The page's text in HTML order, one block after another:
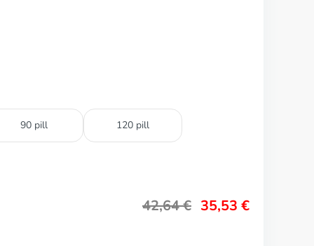
90 pill 120 pill
42,64€ 35,53 €